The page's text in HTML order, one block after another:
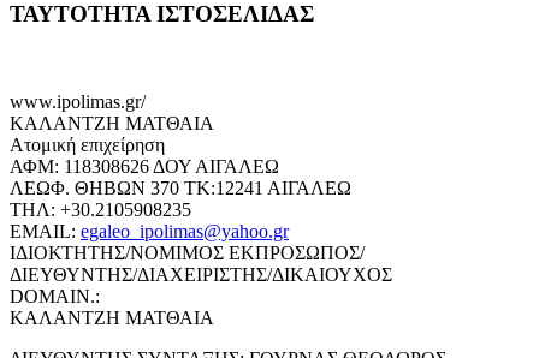
ΤΑΥΤΟΤΗΤΑ ΙΣΤΟΣΕΛΙΔΑΣ
www.ipolimas.gr/
ΚΑΛΑΝΤΖΗ ΜΑΤΘΑΙΑ
Ατομική επιχείρηση
ΑΦΜ: 118308626 ΔΟΥ ΑΙΓΑΛΕΩ
ΛΕΩΦ. ΘΗΒΩΝ 370 ΤΚ:12241 ΑΙΓΑΛΕΩ
ΤΗΛ: +30.2105908235
EMAIL: egaleo_ipolimas@yahoo.gr
ΙΔΙΟΚΤΗΤΗΣ/ΝΟΜΙΜΟΣ ΕΚΠΡΟΣΩΠΟΣ/
ΔΙΕΥΘΥΝΤΗΣ/ΔΙΑΧΕΙΡΙΣΤΗΣ/ΔΙΚΑΙΟΥΧΟΣ
DOMAIN.:
ΚΑΛΑΝΤΖΗ ΜΑΤΘΑΙΑ